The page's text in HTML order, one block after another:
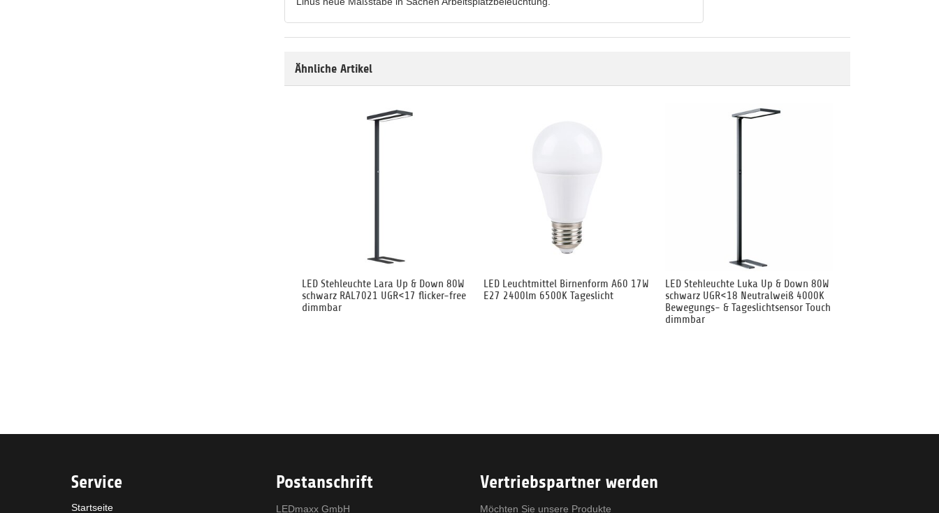
Ähnliche Artikel
LED Stehleuchte Lara Up & Down 80W
schwarz RAL7021 UGR<17 flicker-free
dimmbar
LED Leuchtmittel Birnenform A60 17W
E27 2400lm 6500K Tageslicht
LED Stehleuchte Luka Up & Down 80W
schwarz UGR<18 Neutralweiß 4000K
Bewegungs- & Tageslichtsensor Touch
dimmbar
Service
Startseite
Postanschrift
LEDmaxx GmbH
Vertriebspartner werden
Möchten Sie unsere Produkte